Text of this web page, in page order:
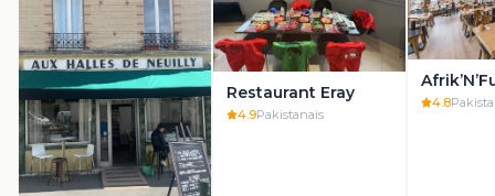
Restaurant Eray
4.9Pakistanais
4.8